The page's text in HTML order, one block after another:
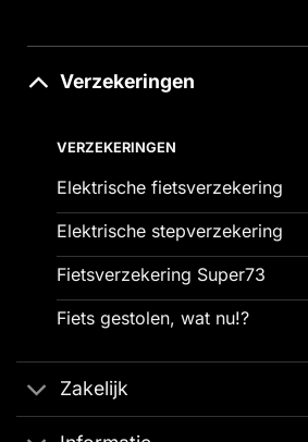
Verzekeringen
VERZEKERINGEN
Elektrische fietsverzekering
Elektrische stepverzekering
Fietsverzekering Super73
Fiets gestolen, wat nu!?
Zakelijk